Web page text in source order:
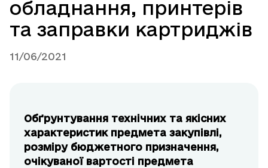
обладнання, принтерів
та заправки картриджів
11/06/2021
Обґрунтування технічних та якісних
характеристик предмета закупівлі,
розміру бюджетного призначення,
очікуваної вартості предмета